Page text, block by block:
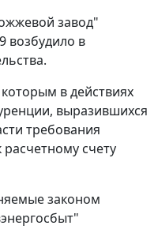
завод"
возбудило в
в действиях
выразившихся
требования
счету
законом